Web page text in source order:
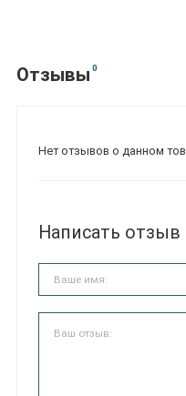
Отзывы 0
Нет отзывов о данном
Написать отзыв